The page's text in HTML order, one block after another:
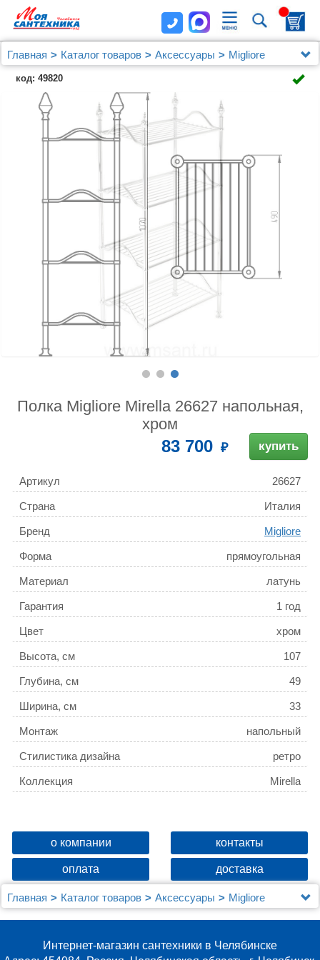
Главная Каталог товаров Аксессуары
Migliore
Полка Migliore Mirella 26627 напольная, хром
код: 49820
Полка Migliore Mirella 26627 напольная,
хром
83 700 купить
Артикул 26627
Страна Италия
Бренд Migliore
Форма прямоугольная
Материал латунь
Гарантия 1 год
Цвет хром
Высота, см 107
Глубина, см 49
Ширина, см 33
Монтаж напольный
Стилистика дизайна ретро
Коллекция Mirella
о компании контакты
оплата доставка
Главная Каталог товаров Аксессуары
Migliore
Полка Migliore Mirella 26627 напольная, хром
Интернет-магазин сантехники в Челябинске